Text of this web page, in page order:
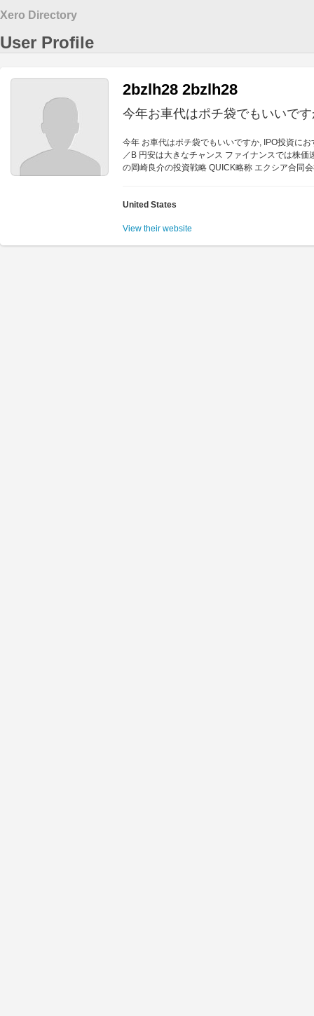
Xero Directory
User Profile
2bzlh28 2bzlh28
今年お車代はポチ袋でもいいで
今年 お車代はポチ袋でもいいですか, IPO投資に
／B 円安は大きなチャンス ファイナンスでは株
の岡崎良介の投資戦略 QUICK略称 エクシア合同
United States
View their website